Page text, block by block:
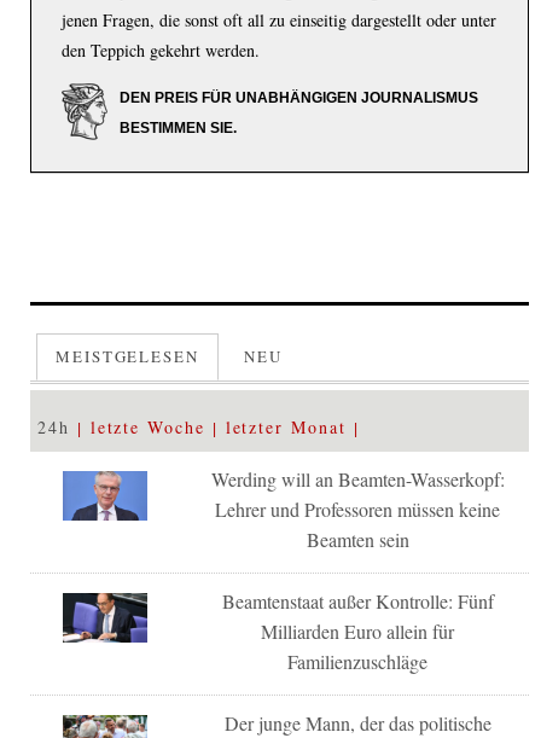
jenen Fragen, die sonst oft all zu einseitig dargestellt oder unter
den Teppich gekehrt werden.
DEN PREIS FÜR UNABHÄNGIGEN JOURNALISMUS
BESTIMMEN SIE.
MEISTGELESEN NEU
24h letzte Woche letzter Monat
Werding will an Beamten-Wasserkopf:
Lehrer und Professoren müssen keine
Beamten sein
Beamtenstaat außer Kontrolle: Fünf
Milliarden Euro allein für
Familienzuschläge
Der junge Mann, der das politische